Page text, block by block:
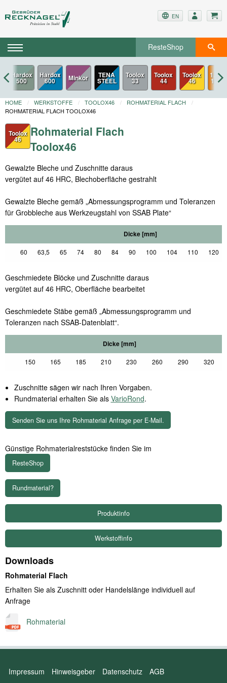
EN
ResteShop
Hardox
600 Minkor TENA
STEEL
Toolox
33
Toolox
44
Toolox
46
HOME WERKSTOFFE TOOLOX46
ROHMATERIAL FLACH
ROHMATERIAL FLACH TOOLOX46
Toolox
46
Rohmaterial Flach
Toolox46
Gewalzte Bleche und Zuschnitte daraus
vergütet auf 46 HRC, Blechoberfläche gestrahlt
Gewalzte Bleche gemäß „Abmessungsprogramm und Toleranzen
für Grobbleche aus Werkzeugstahl von SSAB Plate“
Dicke [mm]
60 63,5 65 74 80 84 90 100 104 110 120
Geschmiedete Blöcke und Zuschnitte daraus
vergütet auf 46 HRC, Oberfläche bearbeitet
Geschmiedete Stäbe gemäß „Abmessungsprogramm und
Toleranzen nach SSAB-Datenblatt“.
Dicke [mm]
150 165 185 210 230 260 290 320
Zuschnitte sägen wir nach Ihren Vorgaben.
Rundmaterial erhalten Sie als VarioRond.
Senden Sie uns Ihre Rohmaterial Anfrage per E-Mail.
Günstige Rohmaterialreststücke finden Sie im
Rundmaterial?
Produktinfo
Werkstoffinfo
Downloads
Rohmaterial Flach
Erhalten Sie als Zuschnitt oder Handelslänge individuell auf
Anfrage
Rohmaterial
Impressum Hinweisgeber Datenschutz AGB